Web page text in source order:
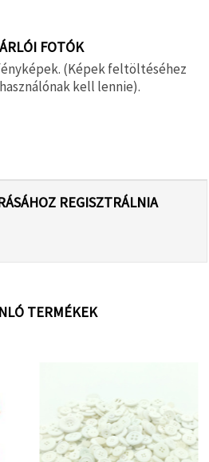
FOTÓK
(Képek feltöltéséhez
kell lennie).
REGISZTRÁLNIA
TERMÉKEK